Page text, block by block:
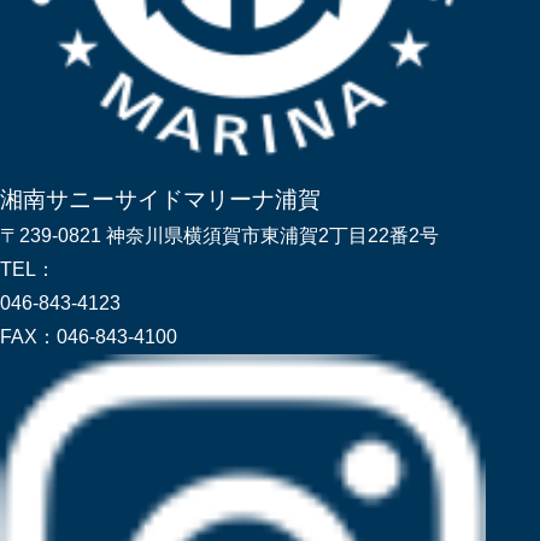
湘南サニーサイドマリーナ浦賀
〒239-0821 神奈川県横須賀市東浦賀2丁目22番2号
TEL：
046-843-4123
FAX： 046-843-4100